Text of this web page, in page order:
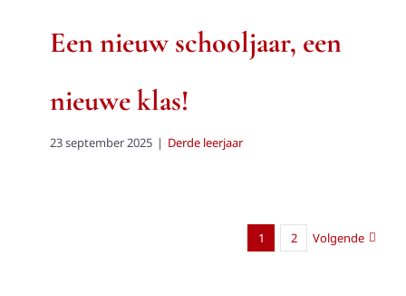
Een nieuw schooljaar, een
nieuwe klas!
23 september 2025 | Derde leerjaar
1 2 Volgende